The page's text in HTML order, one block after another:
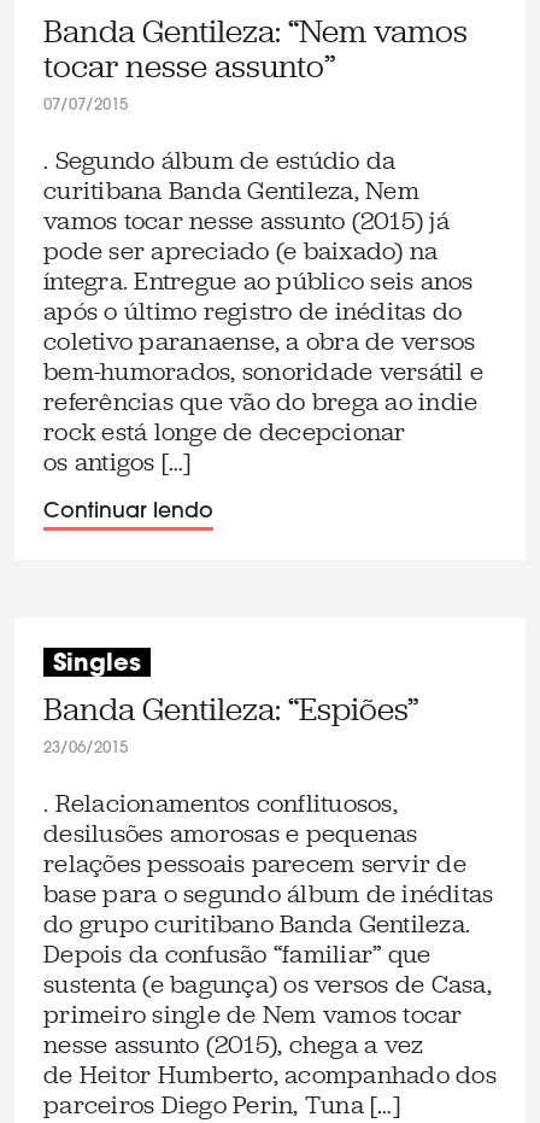
Banda Gentileza: “Nem vamos
tocar nesse assunto”
07/07/2015
. Segundo álbum de estúdio da
curitibana Banda Gentileza, Nem
vamos tocar nesse assunto (2015) já
pode ser apreciado (e baixado) na
íntegra. Entregue ao público seis anos
após o último registro de inéditas do
coletivo paranaense, a obra de versos
bem-humorados, sonoridade versátil e
referências que vão do brega ao indie
rock está longe de decepcionar
os antigos […]
Continuar lendo
Singles
Banda Gentileza: “Espiões”
23/06/2015
. Relacionamentos conflituosos,
desilusões amorosas e pequenas
relações pessoais parecem servir de
base para o segundo álbum de inéditas
do grupo curitibano Banda Gentileza.
Depois da confusão “familiar” que
sustenta (e bagunça) os versos de Casa,
primeiro single de Nem vamos tocar
nesse assunto (2015), chega a vez
de Heitor Humberto, acompanhado dos
parceiros Diego Perin, Tuna […]